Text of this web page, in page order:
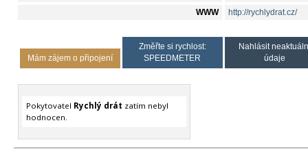
WWW http://rychlydrat.cz/
Mám zájem o připojení
Změřte si rychlost:
SPEEDMETER
Nahlásit
údaje
Pokytovatel Rychlý drát zatím nebyl
hodnocen.